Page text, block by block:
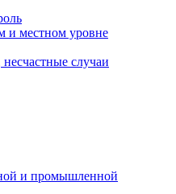
и местном уровне
случаи
и промышленной